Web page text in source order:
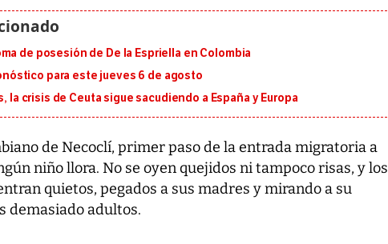
de posesión de De la Espriella en Colombia
para este jueves 6 de agosto
la crisis de Ceuta sigue sacudiendo a España y Europa
de Necoclí, primer paso de la entrada migratoria a
niño llora. No se oyen quejidos ni tampoco risas, y los
quietos, pegados a sus madres y mirando a su
demasiado adultos.
Entre recuerdos y escuetas
da Silva, oficializó este domingo su
candidatura